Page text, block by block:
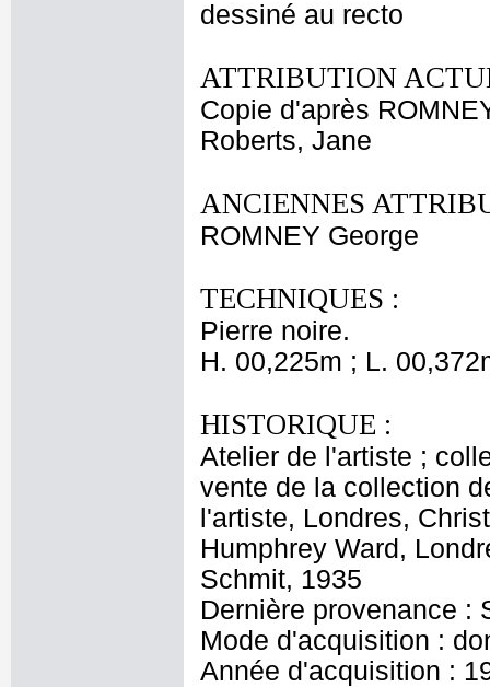
dessiné au recto
ATTRIBUTION
Copie d'après
Roberts, Jane
ANCIENNES
ROMNEY George
TECHNIQUES :
Pierre noire.
H. 00,225m ; L.
HISTORIQUE :
Atelier de l'artiste ;
vente de la collection
l'artiste, Londres,
Humphrey Ward,
Schmit, 1935
Dernière provenance :
Mode d'acquisition :
Année d'acquisition :